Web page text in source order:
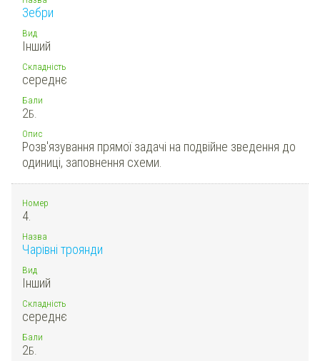
Зебри
Вид
Інший
Складність
середнє
Бали
2Б.
Опис
Розв'язування прямої задачі на подвійне зведення до
одиниці, заповнення схеми.
Номер
4.
Назва
Чарівні троянди
Вид
Інший
Складність
середнє
Бали
2Б.